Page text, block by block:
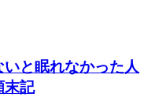
と眠れなかった人
末記